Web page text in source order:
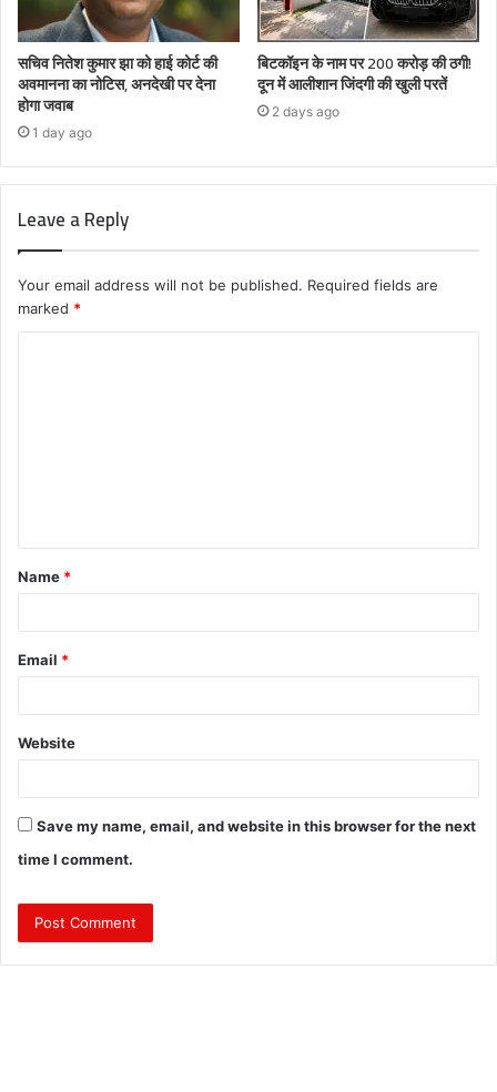
सचिव नितेश कुमार झा को हाई कोर्ट की
अवमानना का नोटिस, अनदेखी पर देना
होगा जवाब
1 day ago
बिटकॉइन के नाम पर 200 करोड़ की ठगी!
दून में आलीशान जिंदगी की खुली परतें
2 days ago
Leave a Reply
Your email address will not be published. Required fields are
marked *
t
*
Name *
Email *
Website
Save my name, email, and website in this browser for the next
time I comment.